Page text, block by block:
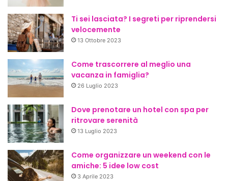
Ti sei lasciata? I segreti per riprendersi
velocemente
13 Ottobre 2023
Come trascorrere al meglio una
vacanza in famiglia?
26 Luglio 2023
Dove prenotare un hotel con spa per
ritrovare serenità
13 Luglio 2023
Come organizzare un weekend con le
amiche: 5 idee low cost
3 Aprile 2023